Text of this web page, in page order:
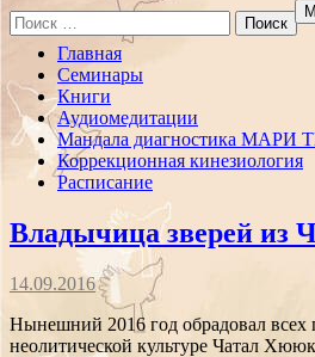
Search
for:
Перейти
содержанию
Главная
Семинары
Книги
Аудиомедитации
Мандала диагностика МАРИ
Коррекционная кинезиология
Расписание
Владычица зверей из
14.09.2016
Нынешний 2016 год обрадовал всех
неолитической культуре Чатал